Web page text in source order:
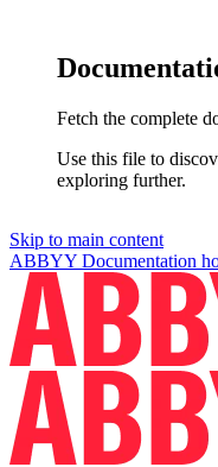
Fetch the complete
Use this file to
exploring further.
Skip to main content
ABBYY Documentation